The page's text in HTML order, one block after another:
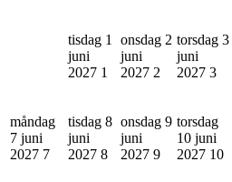
tisdag 1
juni
2027 1
onsdag 2
juni
2027 2
torsdag 3
juni
2027 3
måndag
7 juni
2027 7
tisdag 8
juni
2027 8
onsdag 9
juni
2027 9
torsdag
10 juni
2027 10